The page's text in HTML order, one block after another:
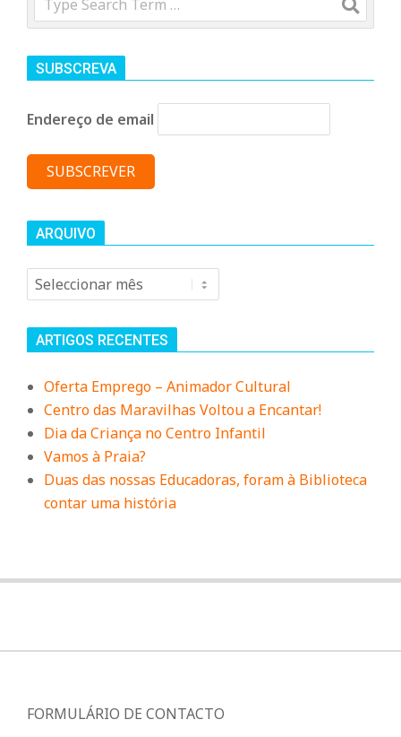
n
d
e
SUBSCREVA
Endereço de email
ARQUIVO
Arquivo
ARTIGOS RECENTES
Oferta Emprego – Animador Cultural
Centro das Maravilhas Voltou a Encantar!
Dia da Criança no Centro Infantil
Vamos à Praia?
Duas das nossas Educadoras, foram à Biblioteca
contar uma história
FORMULÁRIO DE CONTACTO